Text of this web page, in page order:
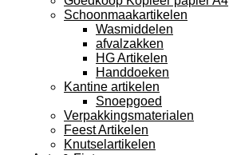
Schoonmaakartikelen
Wasmiddelen
afvalzakken
HG Artikelen
Handdoeken
Kantine artikelen
Snoepgoed
Verpakkingsmaterialen
Feest Artikelen
Knutselartikelen